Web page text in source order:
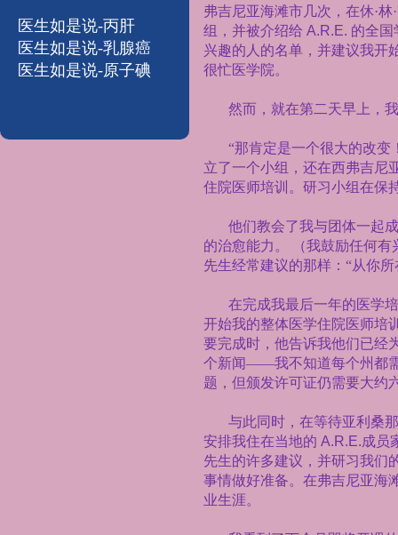
医生如是说-丙肝
医生如是说-乳腺癌
医生如是说-原子碘
弗吉尼亚海滩市几次，在休·林
组，并被介绍给 A.R.E. 的全国
兴趣的人的名单，并建议我开
很忙医学院。
然而，就在第二天早上，
“那肯定是一个很大的改
立了一个小组，还在西弗吉尼
住院医师培训。研习小组在保
他们教会了我与团体一起
的治愈能力。
（我鼓励任何
先生经常建议的那样：“从你
在完成我最后一年的医学
开始我的整体医学住院医师培
要完成时，他告诉我他们已经
个新闻——我不知道每个州都
题，但颁发许可证仍需要大约
与此同时，在等待亚利桑
安排我住在当地的 A.R.E.成员
先生的许多建议，并研习我们
事情做好准备。在弗吉尼亚海
业生涯。